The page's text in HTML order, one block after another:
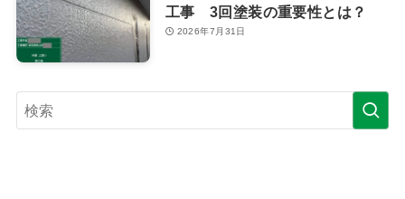
工事 3回塗装の重要性とは？
2026年7月31日